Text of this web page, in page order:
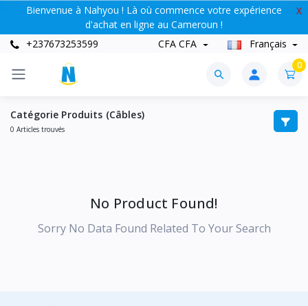
Bienvenue à Nahyou ! Là où commence votre expérience
d'achat en ligne au Cameroun !
X
+237673253599 CFA CFA Français
0
Catégorie Produits (Câbles)
0 Articles trouvés
No Product Found!
Sorry No Data Found Related To Your Search